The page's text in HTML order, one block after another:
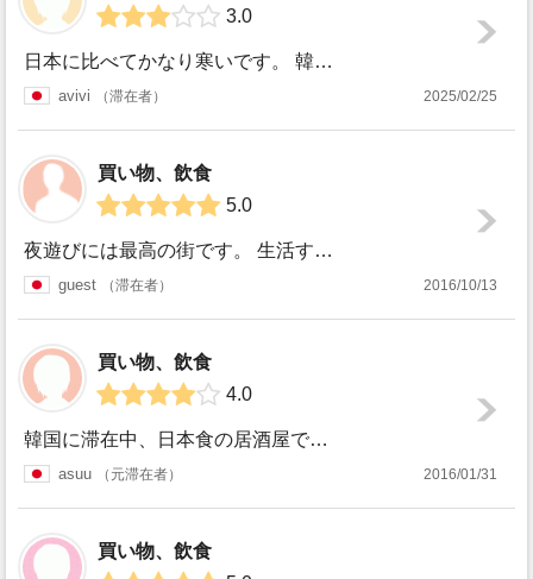
3.0
日本に比べてかなり寒いです。 韓国の冬は、朝晩はマイナス10度を下回ることも多々あります。 そのため、韓国の方たちは、ロングペディン必須で着用しています。...
avivi 滞在者 2025/02/25
買い物、飲食
5.0
夜遊びには最高の街です。 生活するには、なにげに物価が高い韓国ですが、外食や飲み代が安い国なので、毎日ついつい飲んでしまいます。また交通費も安いので、終電...
guest 滞在者 2016/10/13
買い物、飲食
4.0
韓国に滞在中、日本食の居酒屋でアルバイトをしていました。ソウルでは、日本人のバイトや日本語を話せる人を募集しているところも多いので、上手く探すと、仕事をし...
asuu 元滞在者 2016/01/31
買い物、飲食